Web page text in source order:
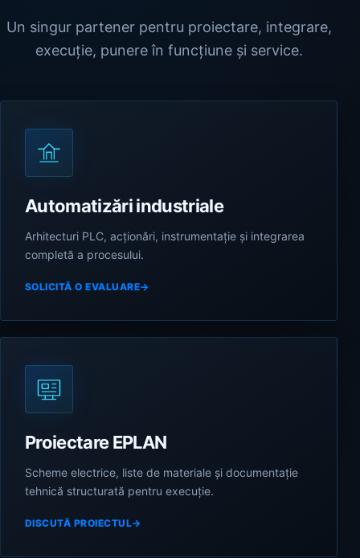
Un singur partener pentru proiectare, integrare,
execuție, punere în funcțiune și service.
Automatizări industriale
Arhitecturi PLC, acționări, instrumentație și integrarea
completă a procesului.
SOLICITĂ O EVALUARE→
Proiectare EPLAN
Scheme electrice, liste de materiale și documentație
tehnică structurată pentru execuție.
DISCUTĂ PROIECTUL→